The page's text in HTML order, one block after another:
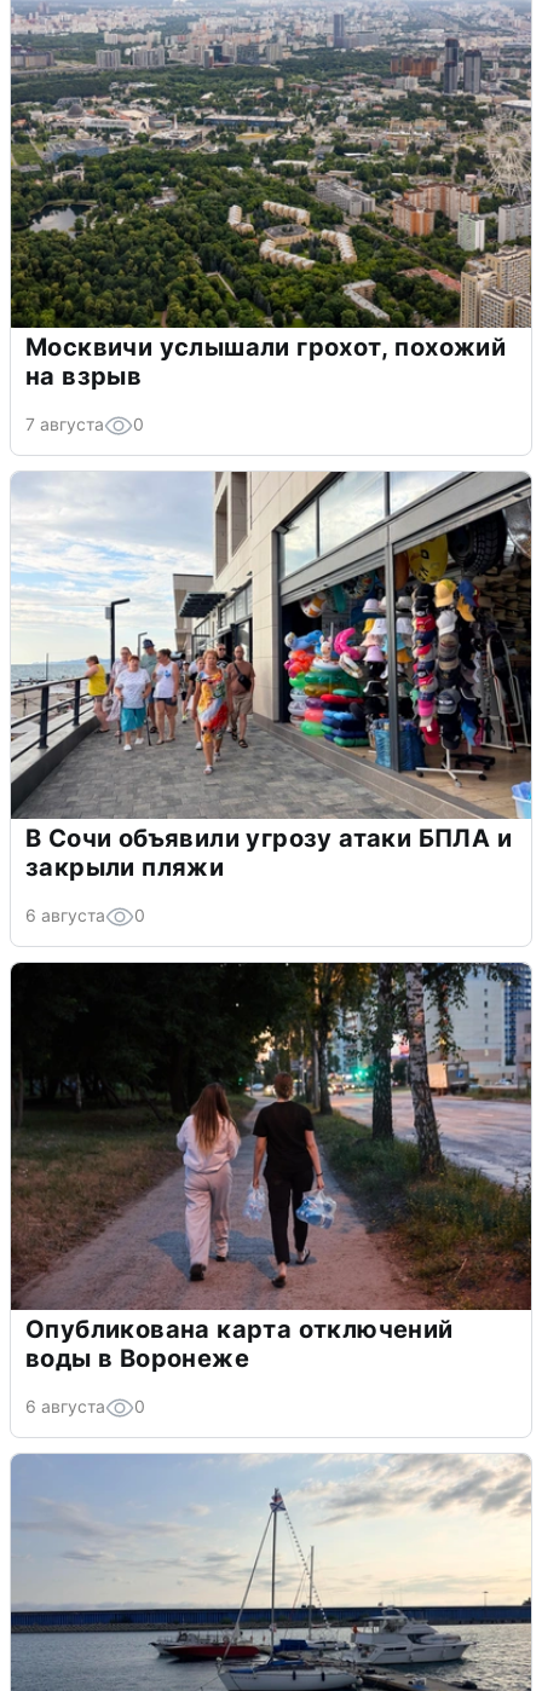
Москвичи услышали грохот, похожий
на взрыв
7 августа 0
В Сочи объявили угрозу атаки БПЛА и
закрыли пляжи
6 августа 0
Опубликована карта отключений
воды в Воронеже
6 августа 0